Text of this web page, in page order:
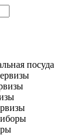
посуда